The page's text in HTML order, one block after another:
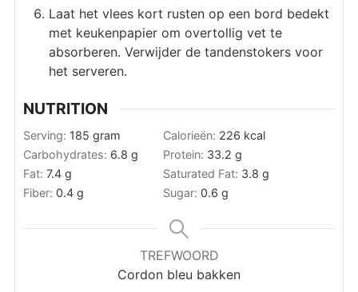
Laat het vlees kort rusten op een bord bedekt
met keukenpapier om overtollig vet te
absorberen. Verwijder de tandenstokers voor
het serveren.
NUTRITION
Serving: 185 gram Calorieën: 226 kcal
Carbohydrates: 6.8 g Protein: 33.2 g
Fat: 7.4 g Saturated Fat: 3.8 g
Fiber: 0.4 g Sugar: 0.6 g
TREFWOORD
Cordon bleu bakken